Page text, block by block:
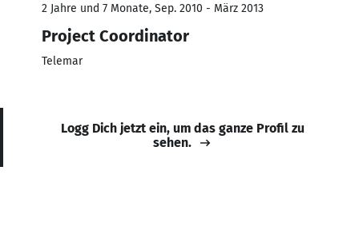
2 Jahre und 7 Monate, Sep. 2010 - März 2013
Project Coordinator
Telemar
Logg Dich jetzt ein, um das ganze Profil zu
sehen.